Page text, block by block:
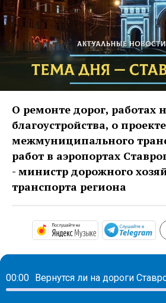
О ремонте дорог, работах
благоустройства, о проекте
межмуниципального
работ в аэропортах
- министр дорожного
транспорта региона
https://
00:00